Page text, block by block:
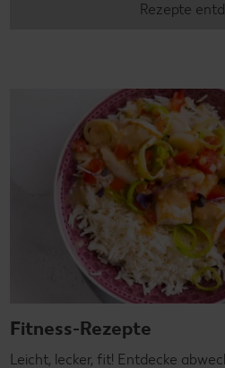
Rezepte
Fitness-Rezepte
Leicht, lecker, fit! Entdecke